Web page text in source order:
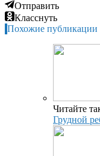
Отправить
Класснуть
Похожие публикации
Читайте
Грудной